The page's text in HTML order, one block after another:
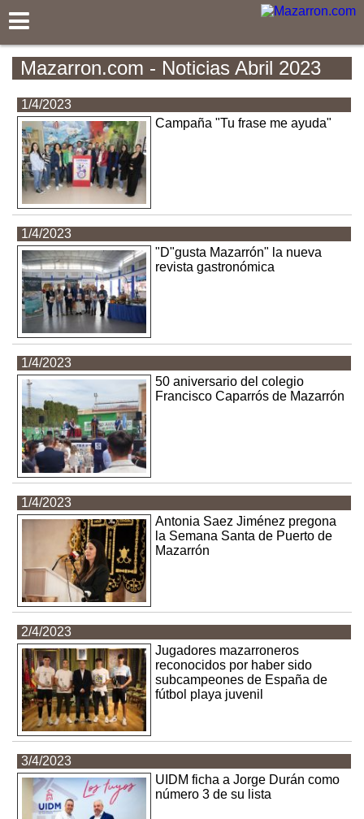
Mazarron.com - Noticias Abril 2023
1/4/2023
Campaña "Tu frase me ayuda"
1/4/2023
"D"gusta Mazarrón" la nueva
revista gastronómica
1/4/2023
50 aniversario del colegio
Francisco Caparrós de Mazarrón
1/4/2023
Antonia Saez Jiménez pregona
la Semana Santa de Puerto de
Mazarrón
2/4/2023
Jugadores mazarroneros
reconocidos por haber sido
subcampeones de España de
fútbol playa juvenil
3/4/2023
UIDM ficha a Jorge Durán como
número 3 de su lista